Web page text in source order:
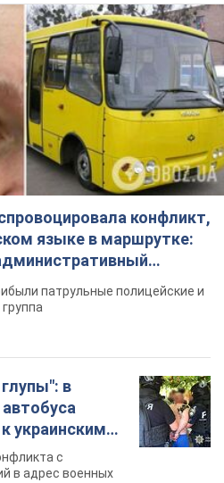
конфликт,
языке в маршрутке:
патрульные полицейские и
в
украинским
за это.
с
в адрес военных